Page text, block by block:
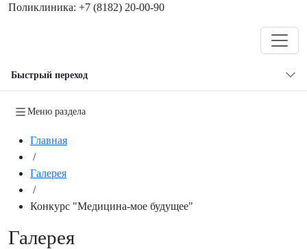
Поликлиника: +7 (8182) 20-00-90
Быстрый переход
Меню раздела
Главная
/
Галерея
/
Конкурс "Медицина-мое будущее"
Галерея